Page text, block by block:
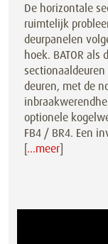
De horizontale
ruimtelijk
deurpanelen
hoek. BATOR
deuren, met de
optionele
FB4 / BR4. Een
[…meer]